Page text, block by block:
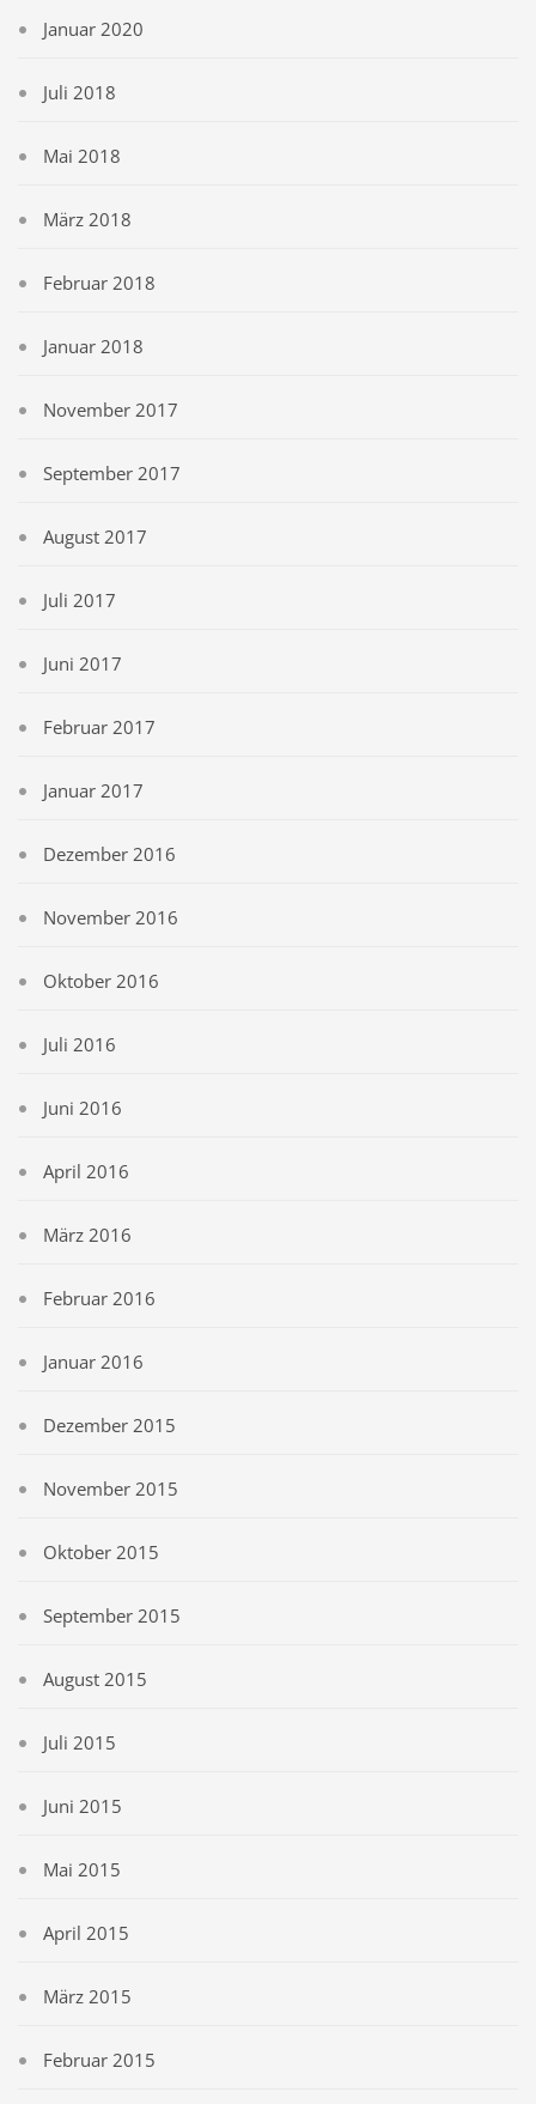
Januar 2020
Juli 2018
Mai 2018
März 2018
Februar 2018
Januar 2018
November 2017
September 2017
August 2017
Juli 2017
Juni 2017
Februar 2017
Januar 2017
Dezember 2016
November 2016
Oktober 2016
Juli 2016
Juni 2016
April 2016
März 2016
Februar 2016
Januar 2016
Dezember 2015
November 2015
Oktober 2015
September 2015
August 2015
Juli 2015
Juni 2015
Mai 2015
April 2015
März 2015
Februar 2015